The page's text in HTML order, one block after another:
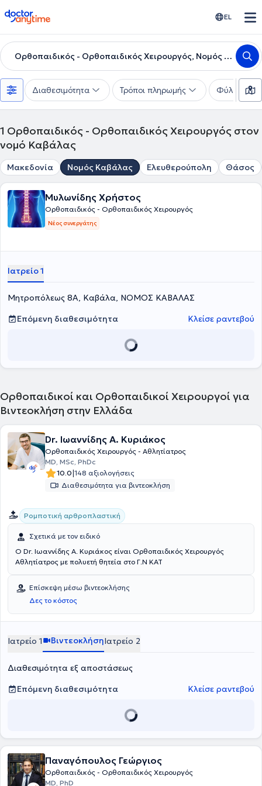
doctoranytime EL
Ορθοπαιδικός - Ορθοπαιδικός Χειρουργός, Νομός Καβάλας
Διαθεσιμότητα Τρόποι πληρωμής Φύλο
1 Ορθοπαιδικός - Ορθοπαιδικός Χειρουργός στον
νομό Καβάλας
Μακεδονία Νομός Καβάλας Ελευθερούπολη Θάσος
Μυλωνίδης Χρήστος
Ορθοπαιδικός - Ορθοπαιδικός Χειρουργός
Νέος συνεργάτης
Ιατρείο 1
Μητροπόλεως 8Α, Καβάλα, ΝΟΜΟΣ ΚΑΒΑΛΑΣ
Επόμενη διαθεσιμότητα
Κλείσε ραντεβού
Ορθοπαιδικοί και Ορθοπαιδικοί Χειρουργοί για
Βιντεοκλήση στην Ελλάδα
Dr. Ιωαννίδης A. Κυριάκος
Ορθοπαιδικός Χειρουργός - Αθλητίατρος
MD, MSc, PhDc
10.0|148 αξιολογήσεις
Διαθεσιμότητα για βιντεοκλήση
Ρομποτική αρθροπλαστική
Σχετικά με τον ειδικό
Ο Dr. Ιωαννίδης Α. Κυριάκος είναι Ορθοπαιδικός Χειρουργός
Αθλητίατρος με πολυετή θητεία στο Γ.Ν ΚΑΤ
Επίσκεψη μέσω βιντεοκλήσης
Δες το κόστος
Ιατρείο 1 ΒιντεοκλήσηΙατρείο 2
Διαθεσιμότητα εξ αποστάσεως
Επόμενη διαθεσιμότητα
Κλείσε ραντεβού
Παναγόπουλος Γεώργιος
Ορθοπαιδικός - Ορθοπαιδικός Χειρουργός
MD, PhD